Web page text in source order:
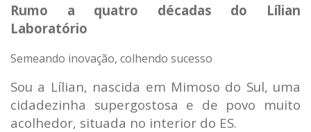
Rumo a quatro décadas do Lílian
Laboratório
Semeando inovação, colhendo sucesso
Sou a Lílian, nascida em Mimoso do Sul, uma
cidadezinha supergostosa e de povo muito
acolhedor, situada no interior do ES.